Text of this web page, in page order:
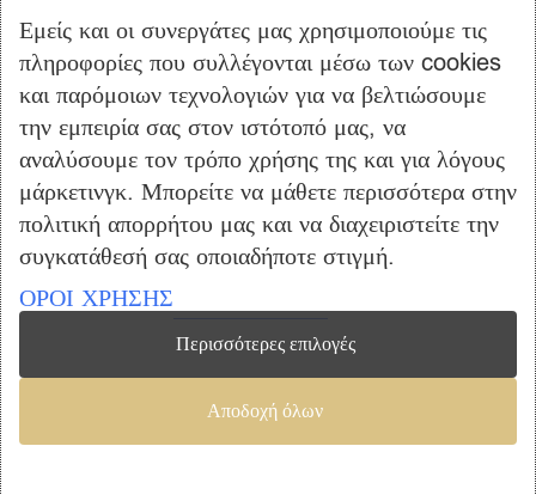
Καλάθι Αγορών
Επικοινωνία
ΠΛΗΡΟΦΟΡΙΕΣ
Όροι Χρήσης
Τρόποι Πληρωμής – Αποστολής
Προσωπικά Δεδομένα
Πολιτική Επιστροφής Προϊόντων
Vrisko.gr
Εμείς και οι συνεργάτες μας χρησιμοποιούμε τις
πληροφορίες που συλλέγονται μέσω των cookies
και παρόμοιων τεχνολογιών για να βελτιώσουμε
την εμπειρία σας στον ιστότοπό μας, να
αναλύσουμε τον τρόπο χρήσης της και για λόγους
μάρκετινγκ. Μπορείτε να μάθετε περισσότερα στην
πολιτική απορρήτου μας και να διαχειριστείτε την
συγκατάθεσή σας οποιαδήποτε στιγμή.
ΟΡΟΙ ΧΡΗΣΗΣ
Περισσότερες επιλογές
Αποδοχή όλων